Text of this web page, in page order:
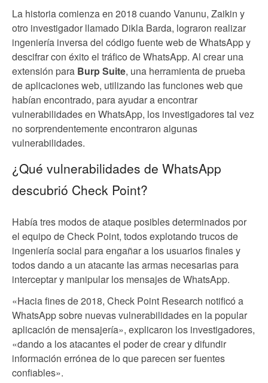
La historia comienza en 2018 cuando Vanunu, Zaikin y
otro investigador llamado Dikla Barda, lograron realizar
ingeniería inversa del código fuente web de WhatsApp y
descifrar con éxito el tráfico de WhatsApp. Al crear una
extensión para Burp Suite, una herramienta de prueba
de aplicaciones web, utilizando las funciones web que
habían encontrado, para ayudar a encontrar
vulnerabilidades en WhatsApp, los investigadores tal vez
no sorprendentemente encontraron algunas
vulnerabilidades.
¿Qué vulnerabilidades de WhatsApp
descubrió Check Point?
Había tres modos de ataque posibles determinados por
el equipo de Check Point, todos explotando trucos de
ingeniería social para engañar a los usuarios finales y
todos dando a un atacante las armas necesarias para
interceptar y manipular los mensajes de WhatsApp.
«Hacia fines de 2018, Check Point Research notificó a
WhatsApp sobre nuevas vulnerabilidades en la popular
aplicación de mensajería», explicaron los investigadores,
«dando a los atacantes el poder de crear y difundir
información errónea de lo que parecen ser fuentes
confiables».